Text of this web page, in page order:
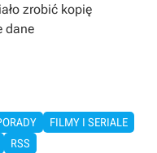
zrobić kopię
dane
FILMY I SERIALE
RSS